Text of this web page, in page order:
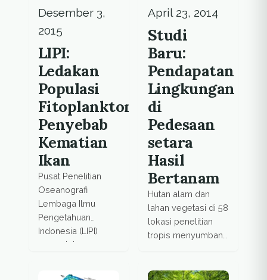
model usaha agar
dapat menciptakan
pasar untuk produk
hidroponik mereka.
Baca selanjutnya.
dengan diameter
dibawah 5 milimiter
yang sudah
memasuki tubuh
manusia melalui air
minuman dan
produk kosmetik.
Desember 3,
2015
LIPI:
Ledakan
Populasi
Fitoplankton
Penyebab
Kematian
Ikan
Pusat Penelitian
Oseanografi
Lembaga Ilmu
Pengetahuan
Indonesia (LIPI)
menyatakan
ikan secara massal
April 23, 2014
Studi
Baru:
Pendapatan
Lingkungan
di
Pedesaan
setara
Hasil
Bertanam
Hutan alam dan
lahan vegetasi di 58
lokasi penelitian
tropis menyumbang
tangga – hampir